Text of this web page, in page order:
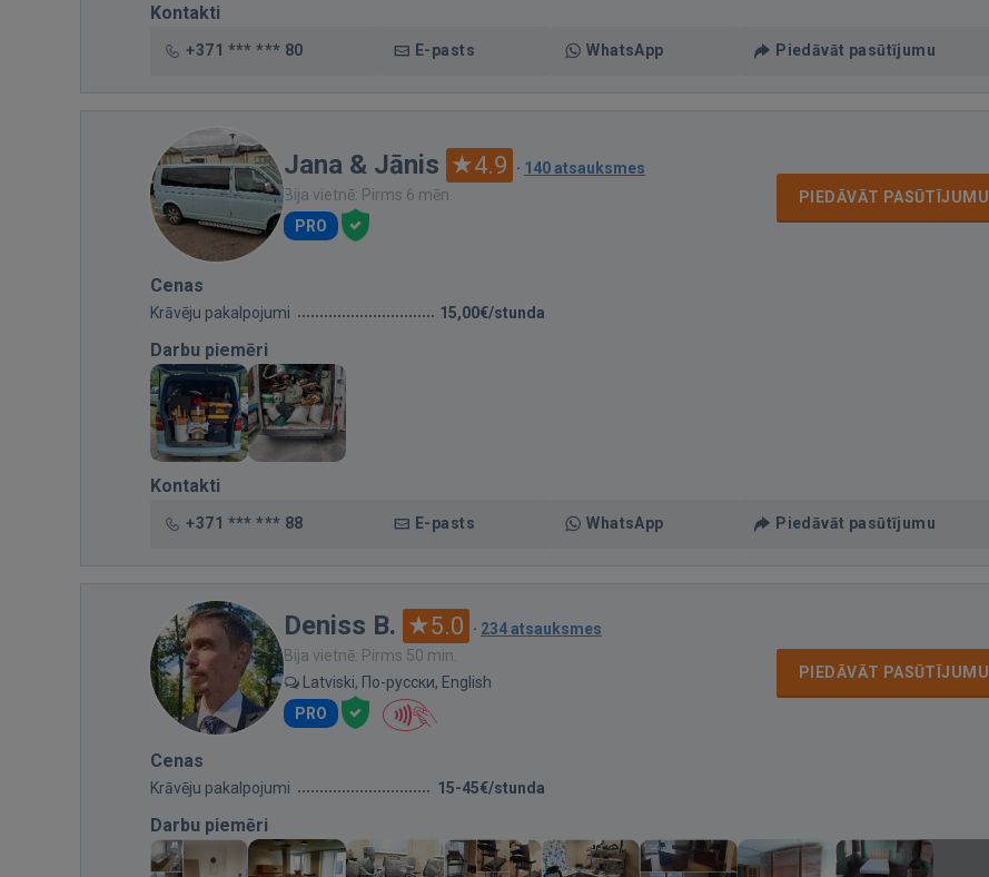
Kontakti
+371 *** *** 80 E-pasts WhatsApp Piedāvāt pasūtījumu
Jana & Jānis 4.9 · 140 atsauksmes
Bija vietnē: Pirms 6 mēn.
PRO
PIEDĀVĀT PASŪTĪJUMU
Cenas
Krāvēju pakalpojumi 15,00€/stunda
Darbu piemēri
Kontakti
+371 *** *** 88 E-pasts WhatsApp Piedāvāt pasūtījumu
Deniss B. 5.0 · 234 atsauksmes
Bija vietnē: Pirms 50 min.
Latviski, По-русски, English
PRO
PIEDĀVĀT PASŪTĪJUMU
Cenas
Krāvēju pakalpojumi 15-45€/stunda
Darbu piemēri